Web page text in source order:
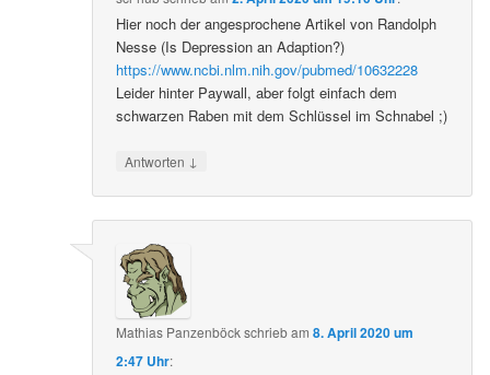
Hier noch der angesprochene Artikel von Randolph
Nesse (Is Depression an Adaption?)
https://www.ncbi.nlm.nih.gov/pubmed/10632228
Leider hinter Paywall, aber folgt einfach dem
schwarzen Raben mit dem Schlüssel im Schnabel ;)
Antworten ↓
Mathias Panzenböckschriebam8. April 2020 um
2:47 Uhr: